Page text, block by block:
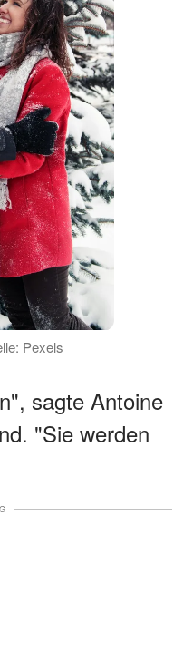
Pexels
sagte Antoine
"Sie werden